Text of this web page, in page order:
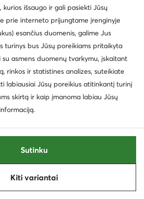
DC Shoes
Laisvalaikio batai · Balta
Dabartinė kaina
37,99€
Mažiausia kaina40,99 €
-31%
išsaugo ir gali pasiekti Jūsų
prie interneto prijungtame įrenginyje
esančius duomenis, galime Jus
turinys bus Jūsų poreikiams pritaikyta
asmens duomenų tvarkymu, įskaitant
rinkos ir statistines analizes, suteikiate
labiausiai Jūsų poreikius atitinkantį turinį
skirtą ir kaip įmanoma labiau Jūsų
Kiti variantai
Sutinku